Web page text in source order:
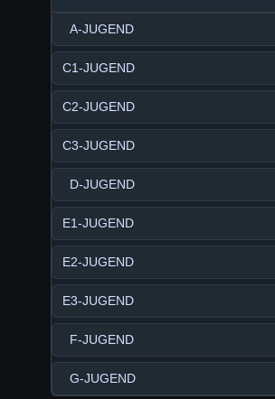
A-JUGEND
C1-JUGEND
C2-JUGEND
C3-JUGEND
D-JUGEND
E1-JUGEND
E2-JUGEND
E3-JUGEND
F-JUGEND
G-JUGEND